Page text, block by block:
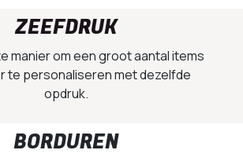
ZEEFDRUK
manier om een groot aantal items
te personaliseren met dezelfde
opdruk.
BORDUREN